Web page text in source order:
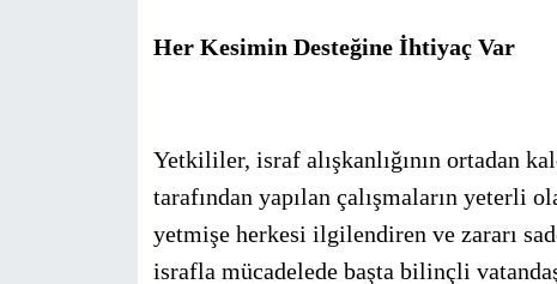
Her Kesimin Desteğine İhtiyaç Var
Yetkililer, israf alışkanlığının ortadan
tarafından yapılan çalışmaların yeterli
yetmişe herkesi ilgilendiren ve zararı
israfla mücadelede başta bilinçli